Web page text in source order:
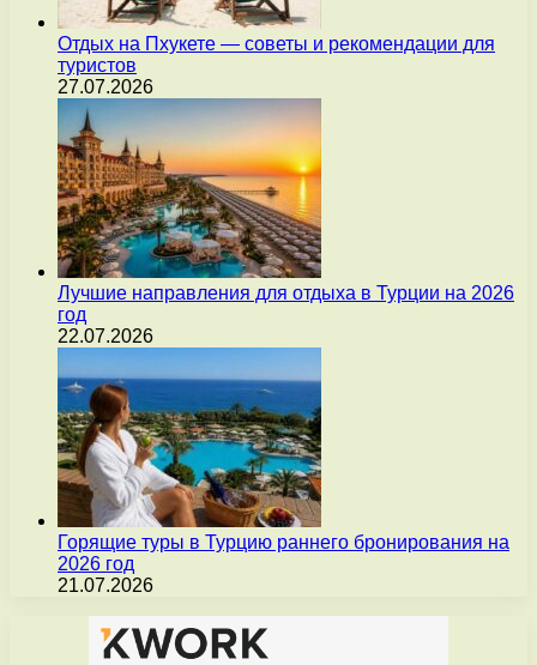
Отдых на Пхукете — советы и рекомендации для
туристов
27.07.2026
Лучшие направления для отдыха в Турции на 2026
год
22.07.2026
Горящие туры в Турцию раннего бронирования на
2026 год
21.07.2026